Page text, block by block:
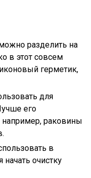
разделить на
в этот совсем
герметик,
для
его
например, раковины
в
очистку